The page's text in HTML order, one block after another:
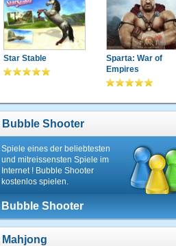
Star Stable
Sparta: War of
Empires
Bubble Shooter
Spiele eines der beliebtesten
und mitreissensten Spiele im
Internet ! Bubble Shooter
kostenlos spielen.
Bubble Shooter
Mahjong